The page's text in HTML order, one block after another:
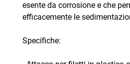
esente da corrosione e che
efficacemente le
Specifiche: